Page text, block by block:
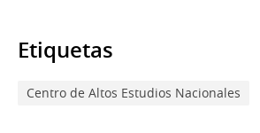
Etiquetas
Centro de Altos Estudios Nacionales